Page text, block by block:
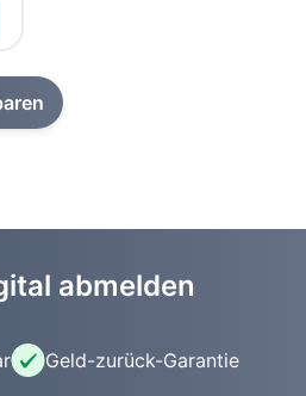
abmelden
Geld-zurück-Garantie